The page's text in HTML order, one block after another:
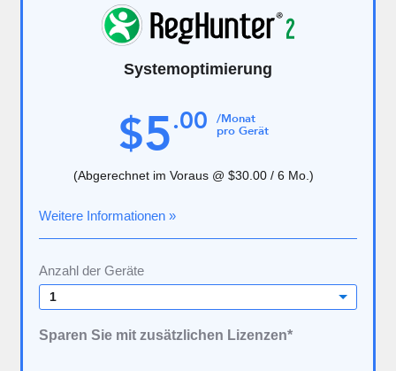
Systemoptimierung
Weitere Informationen »
$5.00 /Monat
pro Gerät
(Abgerechnet im Voraus @ $30.00 / 6 Mo.)
Anzahl der Geräte
1
Sparen Sie mit zusätzlichen Lizenzen*